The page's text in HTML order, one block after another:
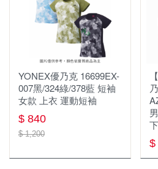
年度出清
✧٩ 優惠服飾 و✧
⏦ MIZUNO服飾 ⏦
群岳嚴選 ⌔F4自有品牌⌔
服飾
男上衣
女上衣
女下著
男下著
慢跑鞋
羽球鞋
YONEX優乃克
MIZUNO美津濃
YONEX優乃克 16699EX-
007黑/324綠/378藍 短袖
女款 上衣 運動短袖
$ 840
$ 1,200
$